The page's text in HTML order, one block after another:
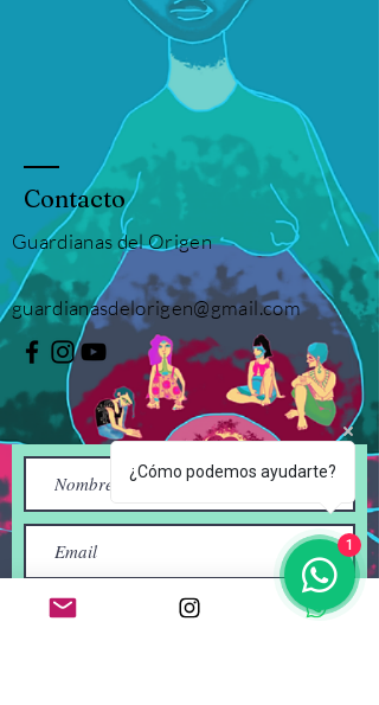
Contacto
Guardianas del Origen
guardianasdelorigen@gmail.com
¿Cómo podemos ayudarte?
1